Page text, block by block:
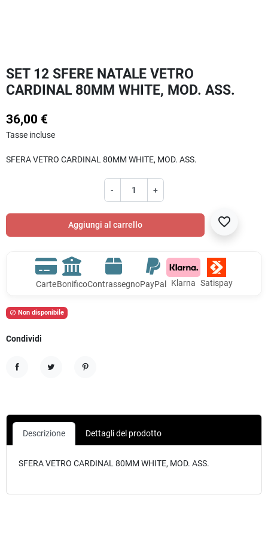
SET 12 SFERE NATALE VETRO
CARDINAL 80MM WHITE, MOD. ASS.
36,00 €
Tasse incluse
SFERA VETRO CARDINAL 80MM WHITE, MOD. ASS.
- +
Aggiungi al carrello favorite_border
CarteBonificoContrassegnoPayPal Klarna Satispay
 Non disponibile
Condividi
Descrizione Dettagli del prodotto
SFERA VETRO CARDINAL 80MM WHITE, MOD. ASS.